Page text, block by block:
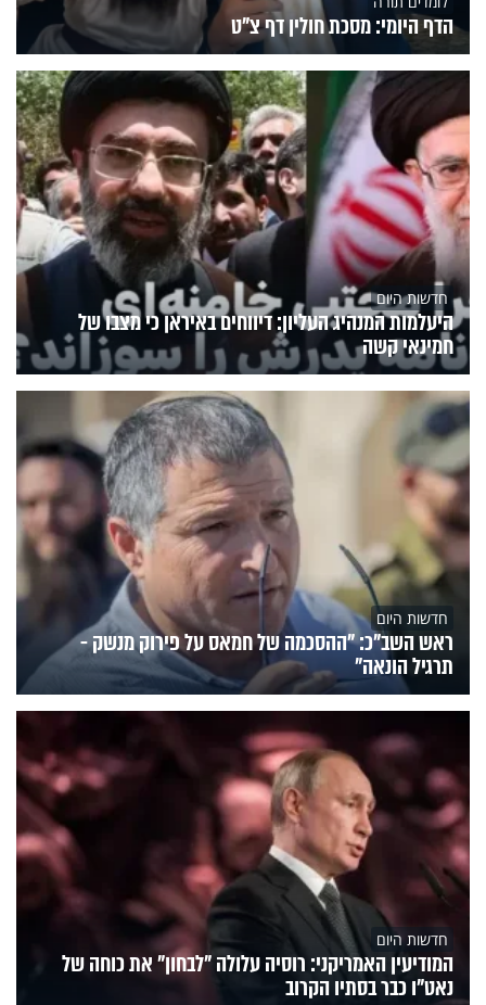
הדף היומי: מסכת חולין דף צ"ט
חדשות היום
היעלמות המנהיג העליון: דיווחים באיראן כי מצבו של
חמינאי קשה
חדשות היום
ראש השב"כ: "ההסכמה של חמאס על פירוק מנשק -
תרגיל הונאה"
חדשות היום
המודיעין האמריקני: רוסיה עלולה "לבחון" את כוחה של
נאט"ו כבר בסתיו הקרוב